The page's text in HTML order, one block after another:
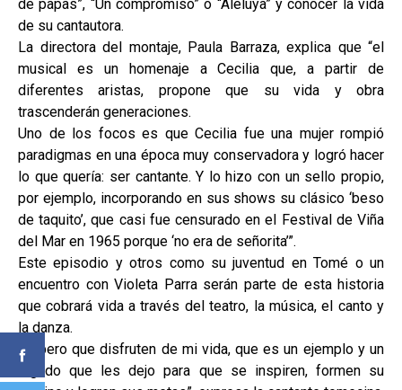
de papas”, “Un compromiso” o “Aleluya” y conocer la vida
de su cantautora.
La directora del montaje, Paula Barraza, explica que “el
musical es un homenaje a Cecilia que, a partir de
diferentes aristas, propone que su vida y obra
trascenderán generaciones.
Uno de los focos es que Cecilia fue una mujer rompió
paradigmas en una época muy conservadora y logró hacer
lo que quería: ser cantante. Y lo hizo con un sello propio,
por ejemplo, incorporando en sus shows su clásico ‘beso
de taquito’, que casi fue censurado en el Festival de Viña
del Mar en 1965 porque ‘no era de señorita’”.
Este episodio y otros como su juventud en Tomé o un
encuentro con Violeta Parra serán parte de esta historia
que cobrará vida a través del teatro, la música, el canto y
la danza.
“Espero que disfruten de mi vida, que es un ejemplo y un
legado que les dejo para que se inspiren, formen su